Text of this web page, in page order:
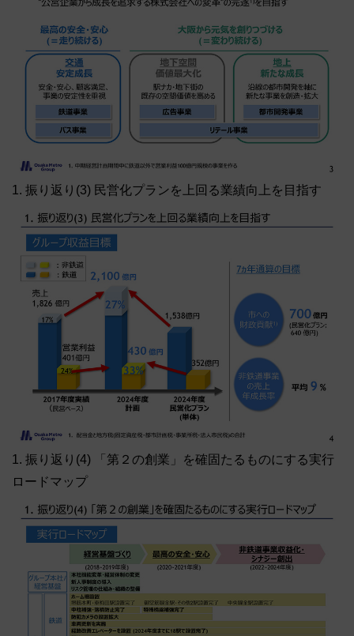
1. 振り返り(3) 民営化プランを上回る業績向上を目指す
1. 振り返り(4) 「第２の創業」を確固たるものにする実行
ロードマップ